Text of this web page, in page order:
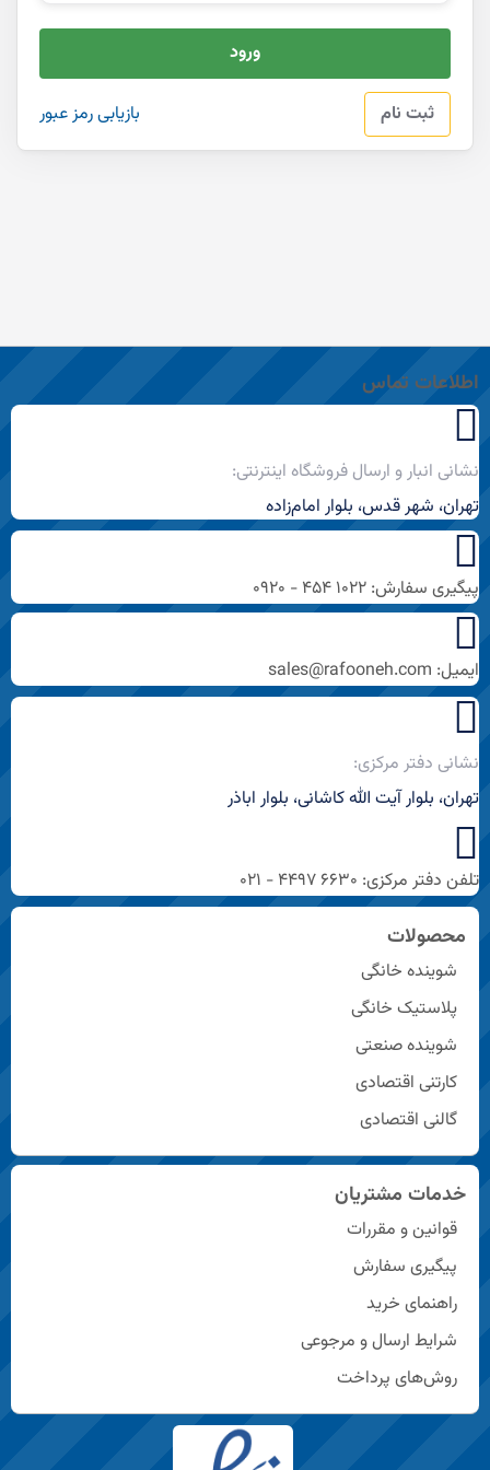
ورود
بازیابی رمز عبور ثبت نام
اطلاعات تماس
نشانی انبار و ارسال فروشگاه اینترنتی:
تهران، شهر قدس، بلوار امام‌زاده
پیگیری سفارش: ۱۰۲۲ ۴۵۴ - ۰۹۲۰
ایمیل: sales@rafooneh.com
نشانی دفتر مرکزی:
تهران، بلوار آیت الله کاشانی، بلوار اباذر
تلفن دفتر مرکزی: ۶۶۳۰ ۴۴۹۷ - ۰۲۱
محصولات
شوینده خانگی
پلاستیک خانگی
شوینده صنعتی
کارتنی اقتصادی
گالنی اقتصادی
خدمات مشتریان
قوانین و مقررات
پیگیری سفارش
راهنمای خرید
شرایط ارسال و مرجوعی
روش‌های پرداخت